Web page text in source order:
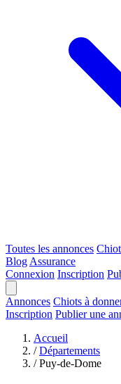
Toutes les annonces
Blog Assurance
Connexion Inscription
Annonces Chiots à
Inscription Publier une
Accueil
/ Départements
/ Puy-de-Dome